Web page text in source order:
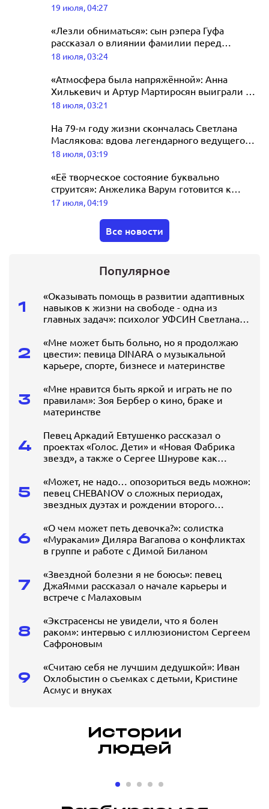
Fest 2026
19 июля, 04:31
премьеры «Одиссеи»
19 июля, 04:27
«Лезли обниматься»: сын рэпера Гуфа
рассказал о влиянии фамилии перед
реалити-шоу
18 июля, 03:24
«Атмосфера была напряжённой»: Анна
Хилькевич и Артур Мартиросян выиграли 5
миллионов рублей в шоу «Ставка на
18 июля, 03:21
На 79-м году жизни скончалась Светлана
Маслякова: вдова легендарного ведущего
была символом КВН
18 июля, 03:19
«Её творческое состояние буквально
струится»: Анжелика Варум готовится к
выступлению на концерте Агутина в
17 июля, 04:19
Все новости
Популярное
1
«Оказывать помощь в развитии адаптивных
навыков к жизни на свободе - одна из
главных задач»: психолог УФСИН Светлана
2
«Мне может быть больно, но я продолжаю
цвести»: певица DINARA о музыкальной
карьере, спорте, бизнесе и материнстве
3
«Мне нравится быть яркой и играть не по
правилам»: Зоя Бербер о кино, браке и
материнстве
4
Певец Аркадий Евтушенко рассказал о
проектах «Голос. Дети» и «Новая Фабрика
звезд», а также о Сергее Шнурове как
5
«Может, не надо… опозориться ведь можно»:
певец CHEBANOV о сложных периодах,
звездных дуэтах и рождении второго
6
«О чем может петь девочка?»: солистка
«Мураками» Диляра Вагапова о конфликтах
в группе и работе с Димой Биланом
7
«Звездной болезни я не боюсь»: певец
ДжаЯмми рассказал о начале карьеры и
встрече с Малаховым
8
«Экстрасенсы не увидели, что я болен
раком»: интервью с иллюзионистом Сергеем
Сафроновым
9
«Считаю себя не лучшим дедушкой»: Иван
Охлобыстин о съемках с детьми, Кристине
Асмус и внуках
Истории
людей